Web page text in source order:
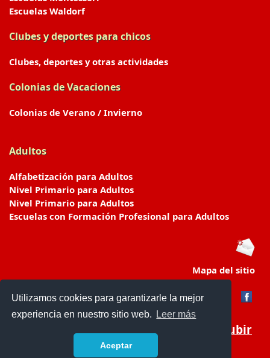
Utilizamos cookies para garantizarle la mejor
experiencia en nuestro sitio web.
Leer más
Aceptar
Escuelas Waldorf
Clubes y deportes para chicos
Clubes, deportes y otras actividades
Colonias de Vacaciones
Colonias de Verano / Invierno
Adultos
Alfabetización para Adultos
Nivel Primario para Adultos
Nivel Primario para Adultos
Escuelas con Formación Profesional para Adultos
Mapa del sitio
Subir